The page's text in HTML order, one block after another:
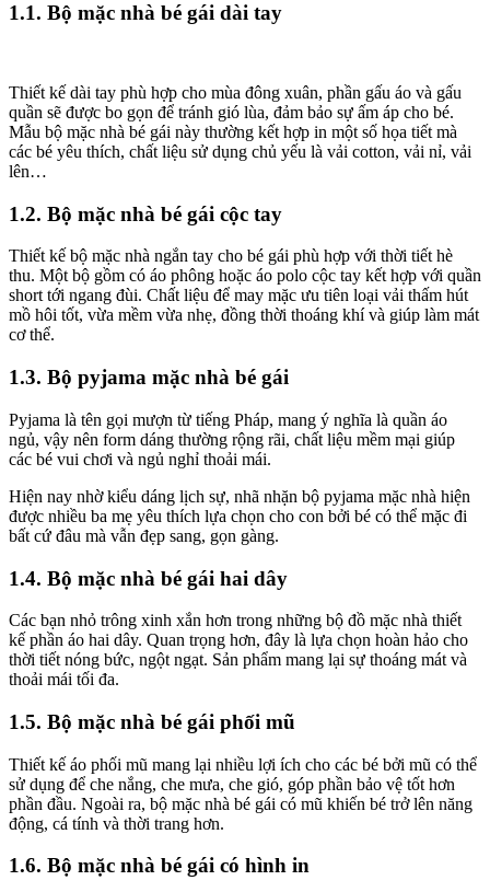
1.1. Bộ mặc nhà bé gái dài tay
Thiết kế dài tay phù hợp cho mùa đông xuân, phần gấu áo và gấu
quần sẽ được bo gọn để tránh gió lùa, đảm bảo sự ấm áp cho bé.
Mẫu bộ mặc nhà bé gái này thường kết hợp in một số họa tiết mà
các bé yêu thích, chất liệu sử dụng chủ yếu là vải cotton, vải nỉ, vải
lên…
1.2. Bộ mặc nhà bé gái cộc tay
Thiết kế bộ mặc nhà ngắn tay cho bé gái phù hợp với thời tiết hè
thu. Một bộ gồm có áo phông hoặc áo polo cộc tay kết hợp với quần
short tới ngang đùi. Chất liệu để may mặc ưu tiên loại vải thấm hút
mồ hôi tốt, vừa mềm vừa nhẹ, đồng thời thoáng khí và giúp làm mát
cơ thể.
1.3. Bộ pyjama mặc nhà bé gái
Pyjama là tên gọi mượn từ tiếng Pháp, mang ý nghĩa là quần áo
ngủ, vậy nên form dáng thường rộng rãi, chất liệu mềm mại giúp
các bé vui chơi và ngủ nghỉ thoải mái.
Hiện nay nhờ kiểu dáng lịch sự, nhã nhặn bộ pyjama mặc nhà hiện
được nhiều ba mẹ yêu thích lựa chọn cho con bởi bé có thể mặc đi
bất cứ đâu mà vẫn đẹp sang, gọn gàng.
1.4. Bộ mặc nhà bé gái hai dây
Các bạn nhỏ trông xinh xắn hơn trong những bộ đồ mặc nhà thiết
kế phần áo hai dây. Quan trọng hơn, đây là lựa chọn hoàn hảo cho
thời tiết nóng bức, ngột ngạt. Sản phẩm mang lại sự thoáng mát và
thoải mái tối đa.
1.5. Bộ mặc nhà bé gái phối mũ
Thiết kế áo phối mũ mang lại nhiều lợi ích cho các bé bởi mũ có thể
sử dụng để che nắng, che mưa, che gió, góp phần bảo vệ tốt hơn
phần đầu. Ngoài ra, bộ mặc nhà bé gái có mũ khiến bé trở lên năng
động, cá tính và thời trang hơn.
1.6. Bộ mặc nhà bé gái có hình in